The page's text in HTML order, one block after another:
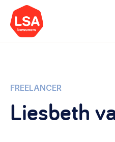
Onderwerpen
Starten van een initiatief
Wat we doen
FREELANCER
Liesbeth